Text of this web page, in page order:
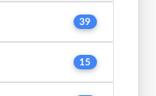
39
15